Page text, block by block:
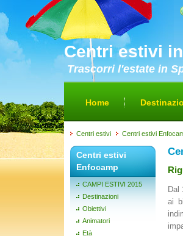
Centri estivi
Trascorri l'estate in
Home
Centri estivi Centri estivi
Centri estivi
Enfocamp
CAMPI ESTIVI 2015
Destinazioni
Obiettivi
Animatori
Età
Dal
ai